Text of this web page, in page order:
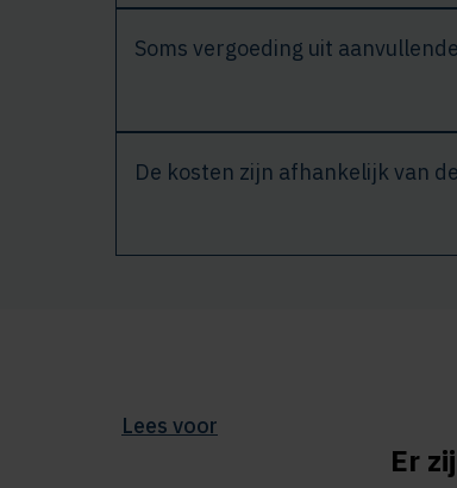
Soms vergoeding uit
De kosten zijn afhankelijk van
Lees voor
Er